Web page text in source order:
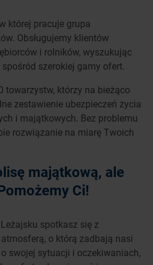
której pracuje grupa
Obsługujemy klientów
i rolników, wyszukując
szerokiej gamy ofert.
towarzystw, którzy na bieżąco
zestawienie ubezpieczeń życia
i majątkowych. Bez problemu
rozwiązanie na miarę Twoich
majątkową, ale
Ci!
spotkasz się z
o którą zadbają nasi
swojej sytuacji i oczekiwaniach,